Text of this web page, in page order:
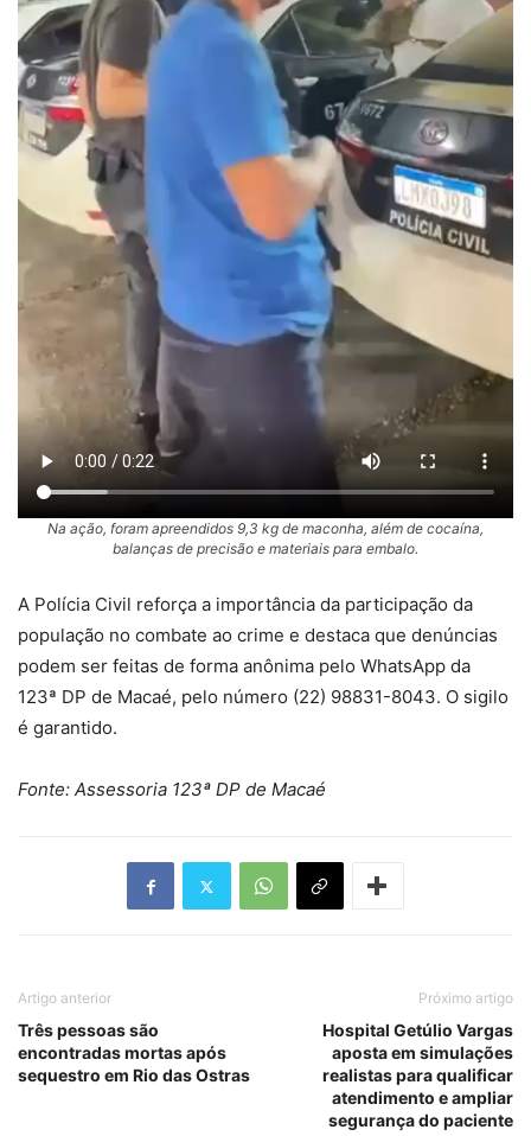
Na ação, foram apreendidos 9,3 kg de maconha, além de cocaína,
balanças de precisão e materiais para embalo.
A Polícia Civil reforça a importância da participação da
população no combate ao crime e destaca que denúncias
podem ser feitas de forma anônima pelo WhatsApp da
123ª DP de Macaé, pelo número (22) 98831-8043. O sigilo
é garantido.
Fonte: Assessoria 123ª DP de Macaé
Artigo anterior
Três pessoas são
encontradas mortas após
sequestro em Rio das Ostras
Próximo artigo
Hospital Getúlio Vargas
aposta em simulações
realistas para qualificar
atendimento e ampliar
segurança do paciente